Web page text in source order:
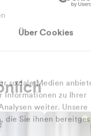
Über Cookies
soziale Medien
Informationen zu Ihrer
weiter. Unsere
die Sie ihnen